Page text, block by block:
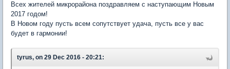
Всех жителей микрорайона поздравляем с наступающим Новым
2017 годом!
В Новом году пусть всем сопутствует удача, пусть все у вас
будет в гармонии!
tyrus, on 29 Dec 2016 - 20:21: